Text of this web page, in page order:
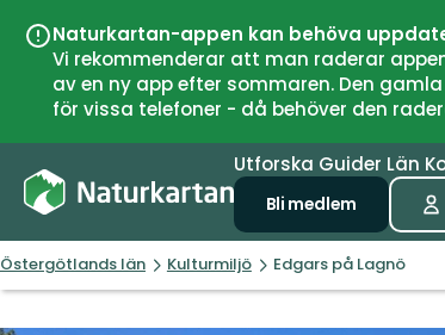
Naturkartan-appen kan behöva
Vi rekommenderar att man raderar
av en ny app efter sommaren. Den
för vissa telefoner - då behöver den
Utforska Guider Län
Bli medlem
Östergötlands län Kulturmiljö Edgars på Lagnö